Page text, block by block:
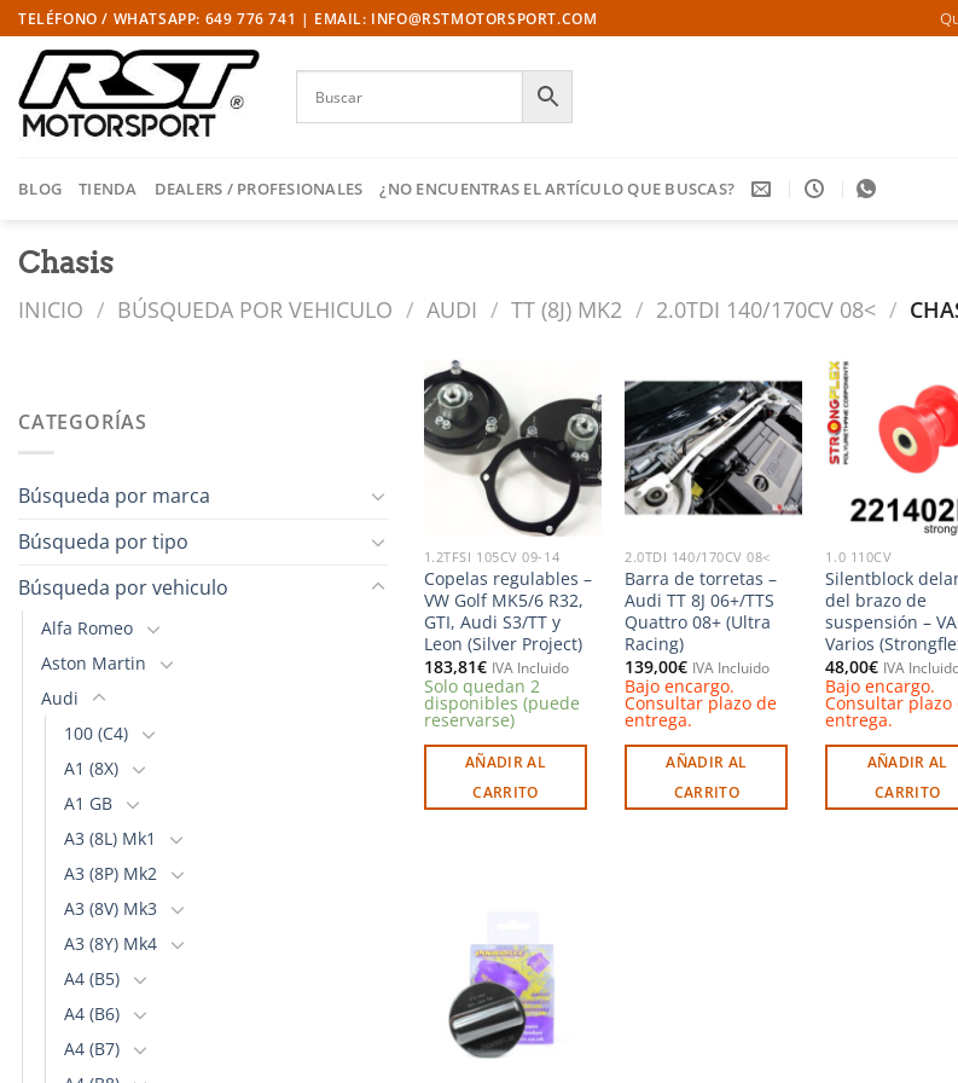
Saltar
al
contenido
TELÉFONO / WHATSAPP: 649 776 741 | EMAIL: INFO@RSTMOTORSPORT.COM
BLOG TIENDA DEALERS / PROFESIONALES ¿NO ENCUENTRAS EL ARTÍCULO QUE BUSCAS?
Chasis
INICIO / BÚSQUEDA POR VEHICULO / AUDI / TT (8J) MK2 / 2.0TDI 140/170CV 08< /
CATEGORÍAS
Búsqueda por marca
Búsqueda por tipo
Búsqueda por vehiculo
Alfa Romeo
Aston Martin
Audi
100 (C4)
A1 (8X)
A1 GB
A3 (8L) Mk1
A3 (8P) Mk2
A3 (8V) Mk3
A3 (8Y) Mk4
A4 (B5)
A4 (B6)
A4 (B7)
Añadir
a la
lista de
deseos
1.2TFSI 105CV 09-14
Copelas regulables –
VW Golf MK5/6 R32,
GTI, Audi S3/TT y
Leon (Silver Project)
183,81€ IVA Incluido
Solo quedan 2
disponibles (puede
reservarse)
AÑADIR AL
CARRITO
Añadir
a la
lista de
deseos
2.0TDI 140/170CV 08<
Barra de torretas –
Audi TT 8J 06+/TTS
Quattro 08+ (Ultra
Racing)
139,00€ IVA Incluido
Bajo encargo.
Consultar plazo de
entrega.
AÑADIR AL
CARRITO
a
1.0 110CV
Silentblock
del brazo de
suspensión –
Varios
48,00€ IVA
Bajo encargo.
Consultar plazo
entrega.
AÑADIR AL
CARRITO
Añadir
a la
lista de
deseos